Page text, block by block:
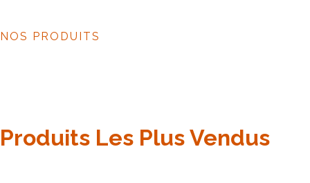
NOS PRODUITS
Produits Les Plus Vendus